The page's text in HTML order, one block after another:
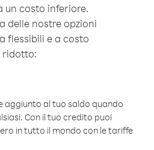
un costo inferiore.
delle nostre opzioni
flessibili e a costo
ridotto:
aggiunto al tuo saldo quando
Con il tuo credito puoi
in tutto il mondo con le tariffe